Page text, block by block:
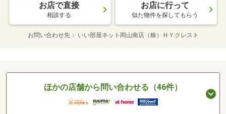
お店で直接
相談する
お店に行って
似た物件を探してもらう
お問い合わせ先 いい部屋ネット岡山南店（株）ＨＹクレスト
ほかの店舗から問い合わせる（46件）